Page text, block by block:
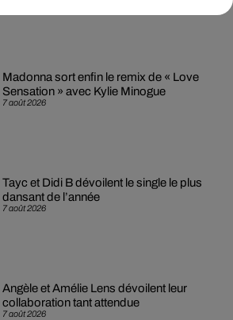
7 août 2026
Madonna sort enfin le remix de « Love
Sensation » avec Kylie Minogue
7 août 2026
Tayc et Didi B dévoilent le single le plus
dansant de l’année
7 août 2026
Angèle et Amélie Lens dévoilent leur
collaboration tant attendue